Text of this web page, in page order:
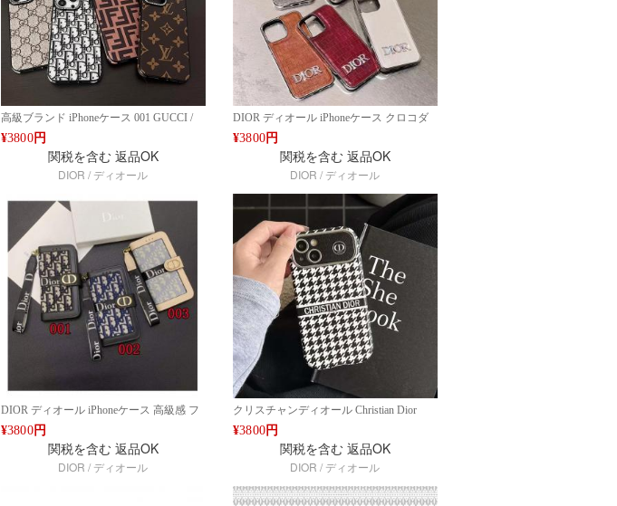
高級ブランド iPhoneケース 001 GUCCI /
002 DIOR / 004 FENDI / 005 LOUIS
VUITTON iPhone 14/15/16 Pro Max対応 フ
ァッションライン 全機種対応 ブランド
Google 7a 8 7pro/ 6pro 6aケース ファッショ
ーズ対応 人気 高品質 新作 ファッション
IPHONE16 PRO MAX14 PRO MAX 15 16
ケース ブランド アイフォン15 16ケースフ
ァッション 全機種対応
¥3800円
関税を含む 返品OK
DIOR / ディオール
DIOR ディオール iPhoneケース クロコダ
イル調レザーデザイン 高級感 iPhone
14/15/16 Pro Max対応 ファッション ブラン
ドケース 全機種対応 ブランド Google 7a 8
7pro/ 6pro 6aケース ファッションライン デ
気 高品質 新作 ファッション IPHONE16
PRO MAX14 PRO MAX 15 16ケース ブラ
ンド アイフォン15 16ケースファッション
全機種対応
¥3800 円
関税を含む 返品OK
DIOR / ディオール
DIOR ディオール iPhoneケース 高級感 フ
ァッションデザイン iPhone 14/15/16 Pro
Max対応 ブランドケース ウォレットスタ
イル カード収納 多機能ケース ブラック＆
ブルーライン ブランド Google 7a 8 7pro/
¥3800円
関税を含む 返品OK
DIOR / ディオール
クリスチャンディオール Christian Dior
iPhoneケース 千鳥格子デザイン アイフォ
ン15 PRO アイフォン14対応 カメラカバー
付き 高級ファッションケース ファッショ
ン IPHONE16 PRO MAX14 PRO MAX 15
ファッション
¥3800 円
関税を含む 返品OK
DIOR / ディオール